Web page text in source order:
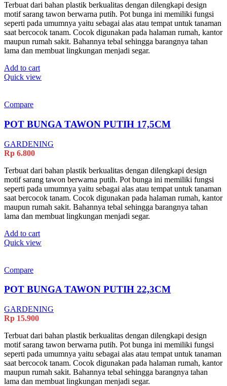
Terbuat dari bahan plastik berkualitas dengan dilengkapi design
motif sarang tawon berwarna putih. Pot bunga ini memiliki fungsi
seperti pada umumnya yaitu sebagai alas atau tempat untuk tanaman
saat bercocok tanam. Cocok digunakan pada halaman rumah, kantor
maupun rumah sakit. Bahannya tebal sehingga barangnya tahan
lama dan membuat lingkungan menjadi segar.
Add to cart
Quick view
Compare
POT BUNGA TAWON PUTIH 17,5CM
GARDENING
Rp 6.800
Terbuat dari bahan plastik berkualitas dengan dilengkapi design
motif sarang tawon berwarna putih. Pot bunga ini memiliki fungsi
seperti pada umumnya yaitu sebagai alas atau tempat untuk tanaman
saat bercocok tanam. Cocok digunakan pada halaman rumah, kantor
maupun rumah sakit. Bahannya tebal sehingga barangnya tahan
lama dan membuat lingkungan menjadi segar.
Add to cart
Quick view
Compare
POT BUNGA TAWON PUTIH 22,3CM
GARDENING
Rp 15.900
Terbuat dari bahan plastik berkualitas dengan dilengkapi design
motif sarang tawon berwarna putih. Pot bunga ini memiliki fungsi
seperti pada umumnya yaitu sebagai alas atau tempat untuk tanaman
saat bercocok tanam. Cocok digunakan pada halaman rumah, kantor
maupun rumah sakit. Bahannya tebal sehingga barangnya tahan
lama dan membuat lingkungan menjadi segar.